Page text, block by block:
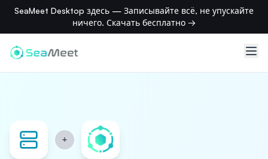
SeaMeet Desktop здесь — Записывайте всё, не упускайте
ничего. Скачать бесплатно →
+